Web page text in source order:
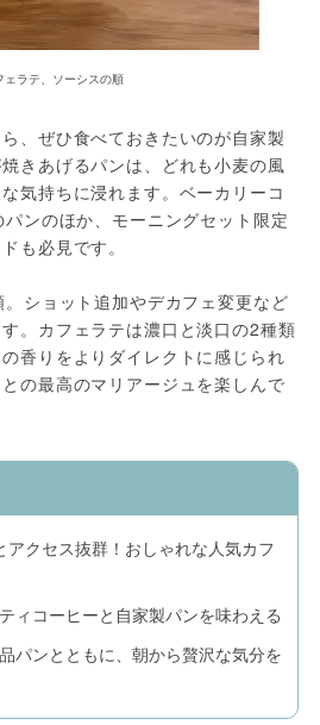
ェラテ、ソーシスの順
、ぜひ食べておきたいのが自家製
きあげるパンは、どれも小麦の風
気持ちに浸れます。ベーカリーコ
ンのほか、モーニングセット限定
も必見です。
。ショット追加やデカフェ変更など
。カフェラテは濃口と淡口の2種類
香りをよりダイレクトに感じられ
の最高のマリアージュを楽しんで
アクセス抜群！おしゃれな人気カフ
ィコーヒーと自家製パンを味わえる
パンとともに、朝から贅沢な気分を